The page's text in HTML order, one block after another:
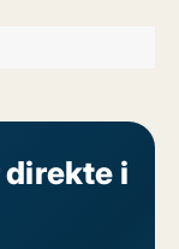
direkte i